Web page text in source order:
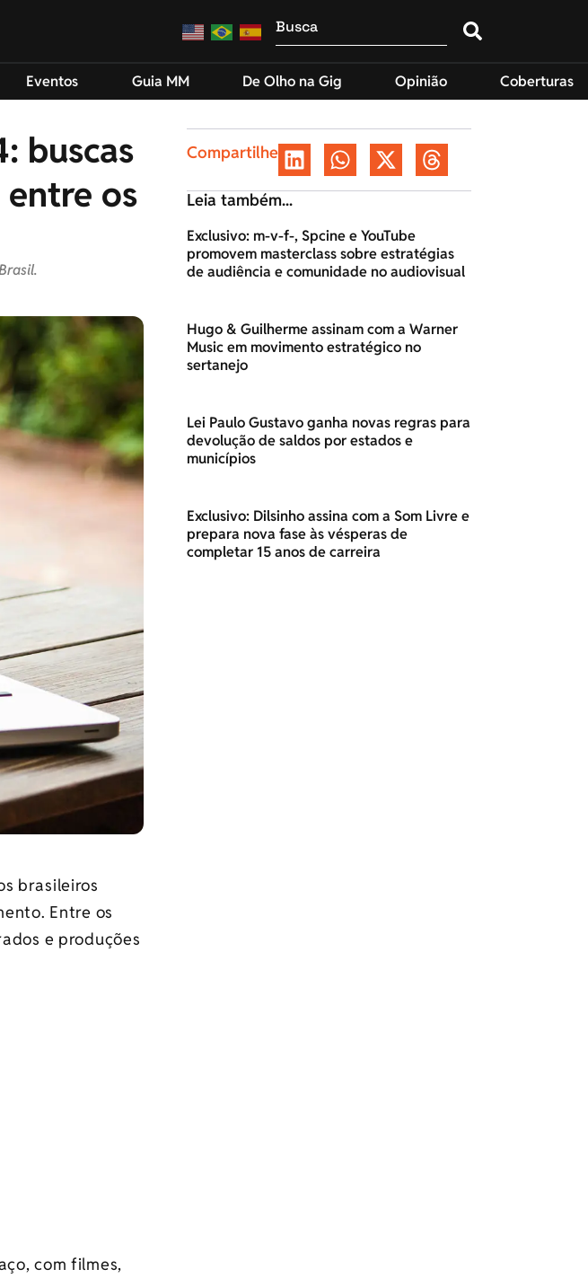
Eventos Guia MM De Olho na Gig Opinião Coberturas
buscas
os
brasileiros
Entre os
e produções
com filmes,
Compartilhe
Leia também...
Exclusivo: m-v-f-, Spcine e YouTube
promovem masterclass sobre estratégias
de audiência e comunidade no audiovisual
Hugo & Guilherme assinam com a Warner
Music em movimento estratégico no
sertanejo
Lei Paulo Gustavo ganha novas regras para
devolução de saldos por estados e
municípios
Exclusivo: Dilsinho assina com a Som Livre e
prepara nova fase às vésperas de
completar 15 anos de carreira